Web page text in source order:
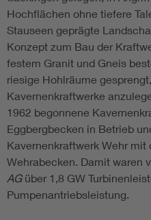
Hochflächen ohne tiefere
Stauseen geprägte
Konzept zum Bau der
festem Granit und Gneis
riesige Hohlräume
Kavernenkraftwerke
1962 begonnene
Eggbergbecken in Betrieb
Kavernenkraftwerk Wehr mit
Wehrabecken. Damit waren
AGüber 1,8 GW
Pumpenantriebsleistung.